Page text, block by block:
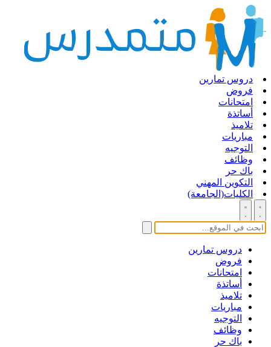
دروس تمارين
فروض
امتحانات
أساتذة
تلاميذ
مباريات
التوجيه
وظائف
باك حر
التكوين المهني
الكليات(الجامعة)
دروس تمارين
فروض
امتحانات
أساتذة
تلاميذ
مباريات
التوجيه
وظائف
باك حر